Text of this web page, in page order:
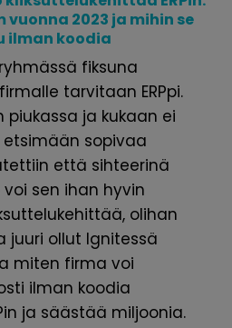
vuonna 2023 ja mihin se
ilman koodia
fiksuna
tarvitaan ERPpi.
piukassa ja kukaan ei
sopivaa
että sihteerinä
sen ihan hyvin
olihan
juuri ollut Ignitessä
miten firma voi
ilman koodia
ja säästää miljoonia.